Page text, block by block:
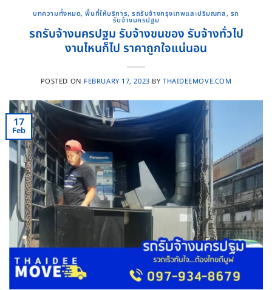
บทความทั้งหมด,พื้นที่ให้บริการ,รถรับจ้างกรุงเทพและปริมณฑล, รถ
รับจ้างนครปฐม
รถรับจ้างนครปฐม รับจ้างขนของ รับจ้างทั่วไป
งานไหนก็ไป ราคาถูกใจแน่นอน
POSTED ON FEBRUARY 17, 2023 BY THAIDEEMOVE.COM
17
Feb